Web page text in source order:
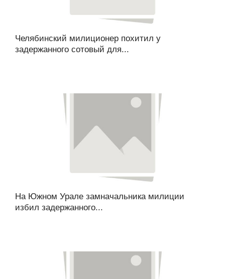
Челябинский милиционер похитил у
задержанного сотовый для...
На Южном Урале замначальника милиции
избил задержанного...